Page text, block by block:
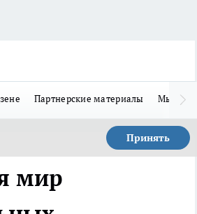
Партнерские материалы Мы в
Принять
мир